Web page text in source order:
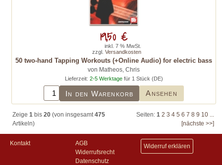
50 two-hand Tapping Workouts (+Online Audio) for electric bass
von Matheos, Chris
Lieferzeit: 2-5 Werktagefür 1 Stück (DE)
In den Warenkorb Ansehen
19,50 €
inkl. 7 % MwSt.
zzgl. Versandkosten
Zeige 1 bis 20 (von insgesamt475
Artikeln)
Seiten: 1 2 3 4 5 6 7 8 9 10 ...
[nächste >>]
Kontakt
AGB
Widerrufsrecht
Datenschutz
Widerruf erklären